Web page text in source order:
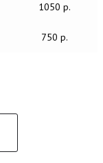
1050 р.
750 р.